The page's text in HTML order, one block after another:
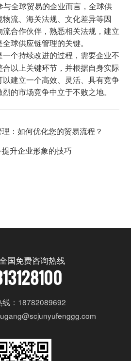
与全球贸易的企业而言，全球供
流、海关法规、文化差异等因
合作伙伴，熟悉相关法规，建立
球供应链管理的关键。
个持续改进的过程，需要企业不
以上关键环节，并根据自身实际
建立一个高效、灵活、具有竞争
的市场竞争中立于不败之地。
：如何优化您的贸易流程？
升企业形象的技巧
国免费咨询热线
线：18782089692